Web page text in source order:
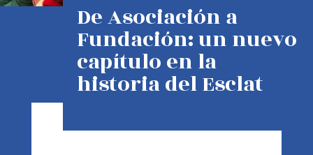
De Asociación a
Fundación: un nuevo
capítulo en la
historia del Esclat